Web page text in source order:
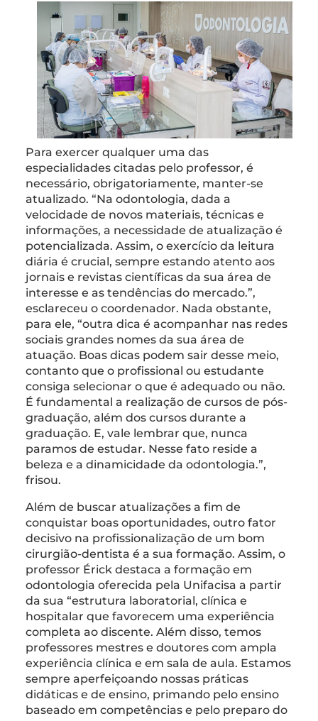
Para exercer qualquer uma das
especialidades citadas pelo professor, é
necessário, obrigatoriamente, manter-se
atualizado. “Na odontologia, dada a
velocidade de novos materiais, técnicas e
informações, a necessidade de atualização é
potencializada. Assim, o exercício da leitura
diária é crucial, sempre estando atento aos
jornais e revistas científicas da sua área de
interesse e as tendências do mercado.”,
esclareceu o coordenador. Nada obstante,
para ele, “outra dica é acompanhar nas redes
sociais grandes nomes da sua área de
atuação. Boas dicas podem sair desse meio,
contanto que o profissional ou estudante
consiga selecionar o que é adequado ou não.
É fundamental a realização de cursos de pós-
graduação, além dos cursos durante a
graduação. E, vale lembrar que, nunca
paramos de estudar. Nesse fato reside a
beleza e a dinamicidade da odontologia.”,
frisou.
Além de buscar atualizações a fim de
conquistar boas oportunidades, outro fator
decisivo na profissionalização de um bom
cirurgião-dentista é a sua formação. Assim, o
professor Érick destaca a formação em
odontologia oferecida pela Unifacisa a partir
da sua “estrutura laboratorial, clínica e
hospitalar que favorecem uma experiência
completa ao discente. Além disso, temos
professores mestres e doutores com ampla
experiência clínica e em sala de aula. Estamos
sempre aperfeiçoando nossas práticas
didáticas e de ensino, primando pelo ensino
baseado em competências e pelo preparo do